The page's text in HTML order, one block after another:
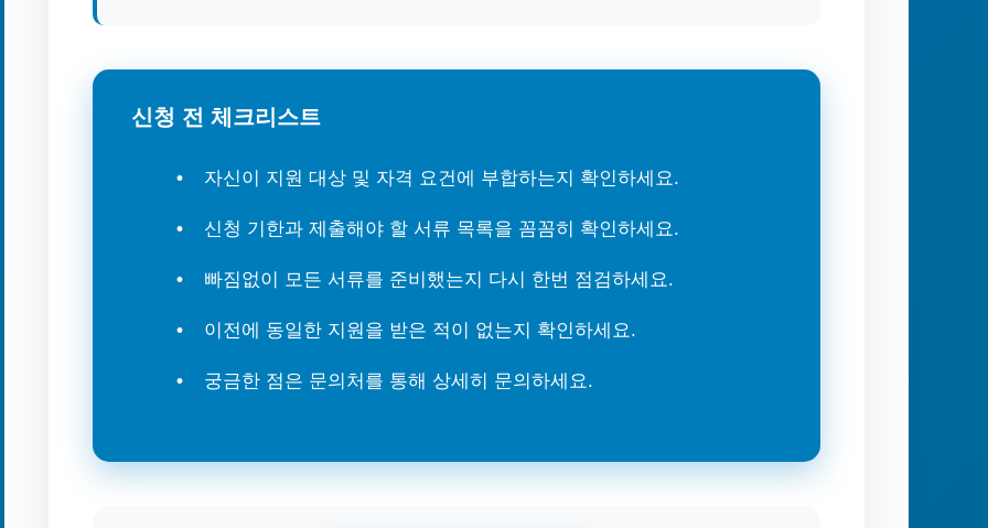
신청 전 체크리스트
자신이 지원 대상 및 자격 요건에 부합하는지 확인하세요.
신청 기한과 제출해야 할 서류 목록을 꼼꼼히 확인하세요.
빠짐없이 모든 서류를 준비했는지 다시 한번 점검하세요.
이전에 동일한 지원을 받은 적이 없는지 확인하세요.
궁금한 점은 문의처를 통해 상세히 문의하세요.